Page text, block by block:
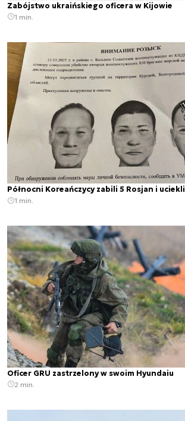
Zabójstwo ukraińskiego oficera w Kijowie
1 min.
Północni Koreańczycy zabili 5 Rosjan i uciekli
1 min.
Oficer GRU zastrzelony w swoim Hyundaiu
2 min.